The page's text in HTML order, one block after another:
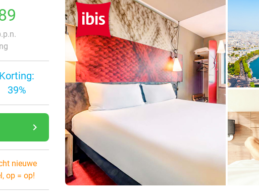
Korting:
39%
navigate_next
nieuwe
op = op!